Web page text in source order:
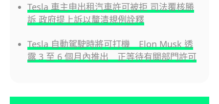
Tesla 車主申出租汽車許可被拒 司法覆核勝
訴 政府提上訴以釐清規例詮釋
Tesla 自動駕駛時將可打機 Elon Musk 透
露 3 至 6 個月內推出 正等待有關部門許可